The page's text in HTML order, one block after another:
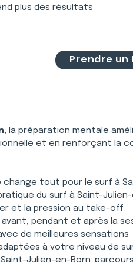
plus des résultats
Prendre un
, la préparation mentale
et en renforçant la
tout pour le surf à
du surf à Saint-
et la pression au take-off
pendant et après la
de meilleures sensations
à votre niveau de